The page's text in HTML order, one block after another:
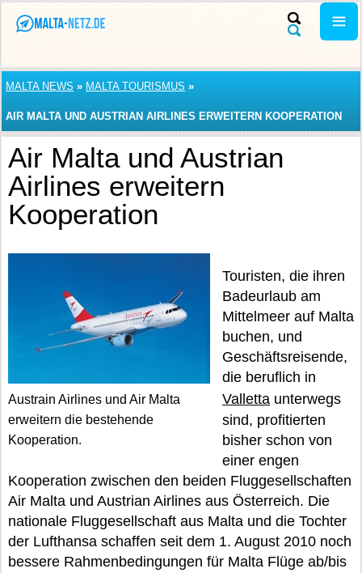
MALTA NEWS » MALTA TOURISMUS »
AIR MALTA UND AUSTRIAN AIRLINES ERWEITERN KOOPERATION
Air Malta und Austrian
Airlines erweitern
Kooperation
Austrain Airlines und Air Malta
erweitern die bestehende
Kooperation.
Touristen, die ihren
Badeurlaub am
Mittelmeer auf Malta
buchen, und
Geschäftsreisende,
die beruflich in
Valletta unterwegs
sind, profitierten
bisher schon von
einer engen
Kooperation zwischen den beiden Fluggesellschaften
Air Malta und Austrian Airlines aus Österreich. Die
nationale Fluggesellschaft aus Malta und die Tochter
der Lufthansa schaffen seit dem 1. August 2010 noch
bessere Rahmenbedingungen für Malta Flüge ab/bis